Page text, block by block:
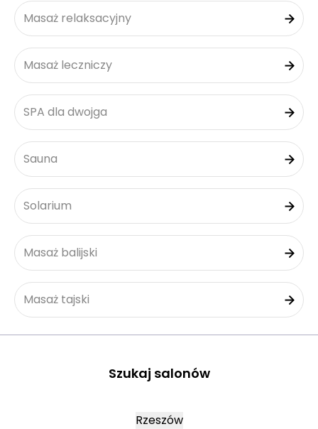
Masaż relaksacyjny
Masaż leczniczy
SPA dla dwojga
Sauna
Solarium
Masaż balijski
Masaż tajski
Szukaj salonów
Rzeszów